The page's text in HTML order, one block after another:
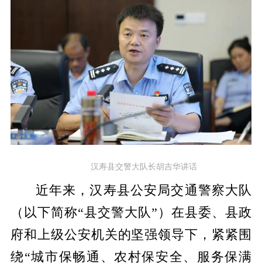
汉寿县交警大队长胡吉华讲话
近年来，汉寿县公安局交通警察大队
（以下简称“县交警大队”）在县委、县政
府和上级公安机关的坚强领导下，紧紧围
绕“城市保畅通、农村保安全、服务保满